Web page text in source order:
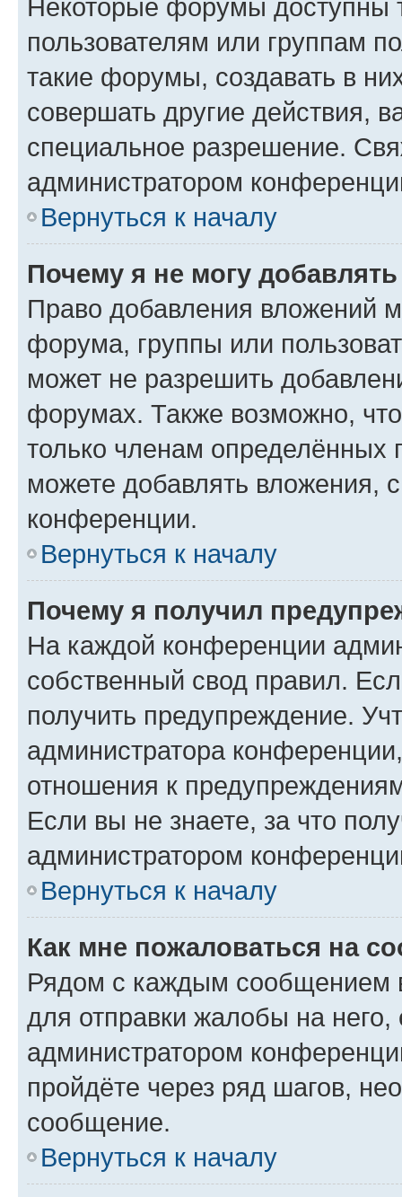
Некоторые форумы доступны
пользователям или группам
такие форумы, создавать в
совершать другие действия,
специальное разрешение.
администратором
Вернуться к началу
Почему я не могу
Право добавления вложений
форума, группы или
может не разрешить
форумах. Также возможно,
только членам определённых
можете добавлять вложения,
конференции.
Вернуться к началу
Почему я получил
На каждой конференции
собственный свод правил.
получить предупреждение.
администратора
отношения к
Если вы не знаете, за что
администратором
Вернуться к началу
Как мне пожаловаться на
Рядом с каждым сообщением
для отправки жалобы на
администратором
пройдёте через ряд шагов,
сообщение.
Вернуться к началу